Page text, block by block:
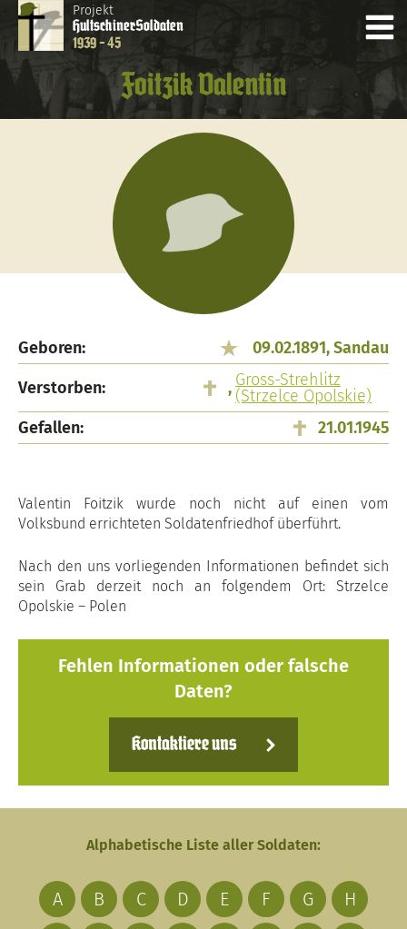
Projekt
HultschinerSoldaten
1939 - 45
Foitzik Valentin
Geboren:
09.02.1891, Sandau
Verstorben:
, Gross-Strehlitz
(Strzelce Opolskie)
Gefallen:
21.01.1945
Valentin Foitzik wurde noch nicht auf einen vom
Volksbund errichteten Soldatenfriedhof überführt.
Nach den uns vorliegenden Informationen befindet sich
sein Grab derzeit noch an folgendem Ort: Strzelce
Opolskie – Polen
Fehlen Informationen oder falsche
Daten?
Kontaktiere uns
Alphabetische Liste aller Soldaten:
A B C D E F G
H